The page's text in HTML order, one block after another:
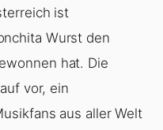
ist
Wurst den
hat. Die
vor, ein
aus aller Welt